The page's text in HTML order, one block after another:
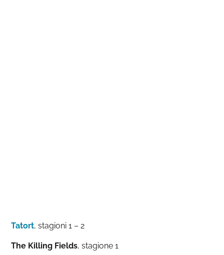
Tatort, stagioni 1 – 2
The Killing Fields, stagione 1